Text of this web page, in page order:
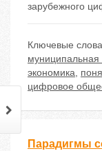
зарубежного
Ключевые
муниципальная
экономика,
цифровое
Парадигмы